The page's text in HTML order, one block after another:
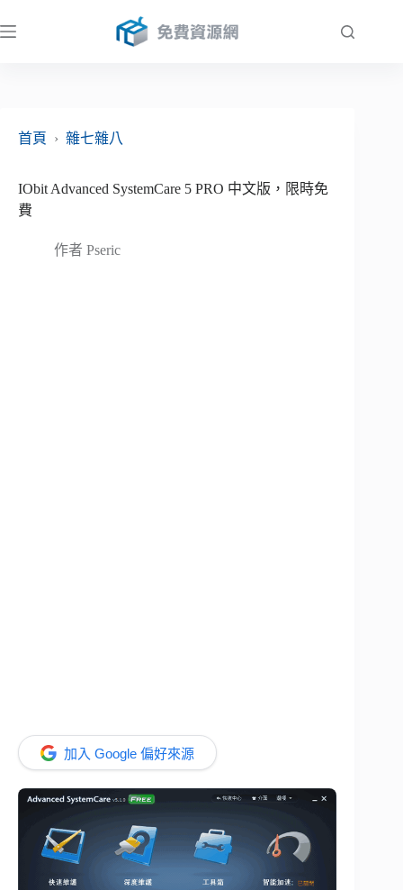
至
首頁
› 雜七雜八
IObit Advanced SystemCare 5 PRO 中文版，限時免
費
作者 Pseric
加入 Google 偏好來源